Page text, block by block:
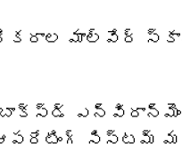
మాల్వేర్
సిస్టమ్